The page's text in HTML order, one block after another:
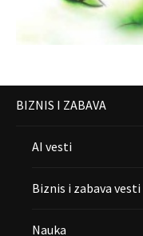
BIZNIS I ZABAVA
AI vesti
Biznis i zabava vesti
Nauka